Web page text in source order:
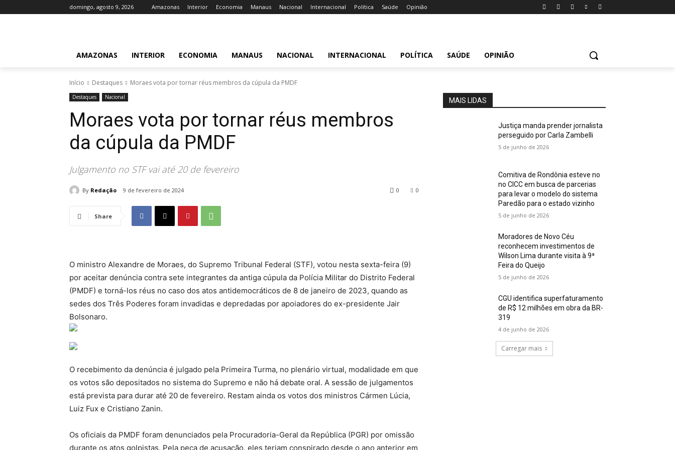
domingo, agosto 9, 2026 Amazonas Interior Economia Manaus Nacional Internacional Política Saúde Opinião
AMAZONAS INTERIOR ECONOMIA MANAUS NACIONAL INTERNACIONAL POLÍTICA SAÚDE OPINIÃO
Início Destaques Moraes vota por tornar réus membros da cúpula da PMDF
Destaques Nacional
Moraes vota por tornar réus membros
da cúpula da PMDF
Julgamento no STF vai até 20 de fevereiro
By Redação 9 de fevereiro de 2024 0
0
Share
O ministro Alexandre de Moraes, do Supremo Tribunal Federal (STF), votou nesta sexta-feira (9)
por aceitar denúncia contra sete integrantes da antiga cúpula da Polícia Militar do Distrito Federal
(PMDF) e torná-los réus no caso dos atos antidemocráticos de 8 de janeiro de 2023, quando as
sedes dos Três Poderes foram invadidas e depredadas por apoiadores do ex-presidente Jair
Bolsonaro.
O recebimento da denúncia é julgado pela Primeira Turma, no plenário virtual, modalidade em que
os votos são depositados no sistema do Supremo e não há debate oral. A sessão de julgamentos
está prevista para durar até 20 de fevereiro. Restam ainda os votos dos ministros Cármen Lúcia,
Luiz Fux e Cristiano Zanin.
Os oficiais da PMDF foram denunciados pela Procuradoria-Geral da República (PGR) por omissão
durante os atos golpistas. Pela peça de acusação, eles teriam conspirado desde o ano anterior em
MAIS LIDAS
Justiça manda prender jornalista
perseguido por Carla Zambelli
5 de junho de 2026
Comitiva de Rondônia esteve no
no CICC em busca de parcerias
para levar o modelo do sistema
Paredão para o estado vizinho
5 de junho de 2026
Moradores de Novo Céu
reconhecem investimentos de
Wilson Lima durante visita à 9ª
Feira do Queijo
5 de junho de 2026
CGU identifica superfaturamento
de R$ 12 milhões em obra da BR-
319
4 de junho de 2026
Carregar mais